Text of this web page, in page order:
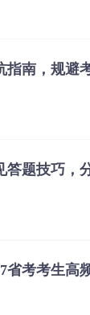
指南，规避
答题技巧，
省考考生高